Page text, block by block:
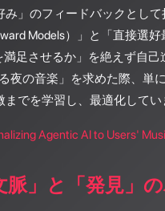
み」のフィードバックとし
Models）」と「直接選
足させるか」を絶えず自
夜の音楽」を求めた際、単
までを学習し、最適化して
Agentic AI to Users'
脈」と「発見」